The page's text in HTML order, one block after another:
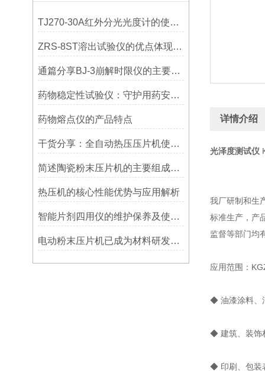
TJ270-30A红外分光光度计的使用步骤分享
ZRS-8ST溶出试验仪的优点体现在哪些方面？
通篇分享BJ-3崩解时限仪的主要特征是什么？
药物稳定性试验仪：守护用药安全的守门员
药物熔点仪的产品特点
干货分享：全自动热压压片机使用中的那些常见故障与解决技巧
简述陶瓷粉末压片机的主要组成部件功能特点
热压机的核心性能优势与应用解析
智能片剂四用仪的维护保养及使用注意事项
电动粉末压片机已成为材料研发与质量控制中的重要设备
详情介绍
光泽度测试仪
我厂研制和生
标准生产，产
监督等部门均
应用范围：
◆ 油漆涂料、
◆ 建筑、装饰
◆ 印刷、包装